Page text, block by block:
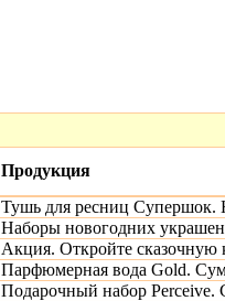
Продукция
Тушь для ресниц Супершок.
Наборы новогодних
Акция. Откройте сказочную
Парфюмерная вода Gold.
Подарочный набор Perceive.